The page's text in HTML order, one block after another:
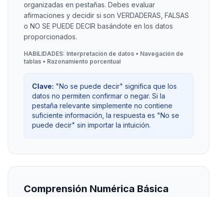
organizadas en pestañas. Debes evaluar
afirmaciones y decidir si son VERDADERAS, FALSAS
o NO SE PUEDE DECIR basándote en los datos
proporcionados.
HABILIDADES: Interpretación de datos • Navegación de
tablas • Razonamiento porcentual
Clave: "No se puede decir" significa que los
datos no permiten confirmar o negar. Si la
pestaña relevante simplemente no contiene
suficiente información, la respuesta es "No se
puede decir" sin importar la intuición.
Comprensión Numérica Básica